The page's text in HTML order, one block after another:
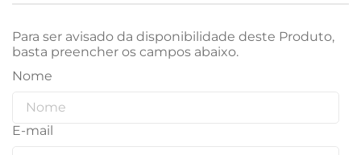
Para ser avisado da disponibilidade deste Produto,
basta preencher os campos abaixo.